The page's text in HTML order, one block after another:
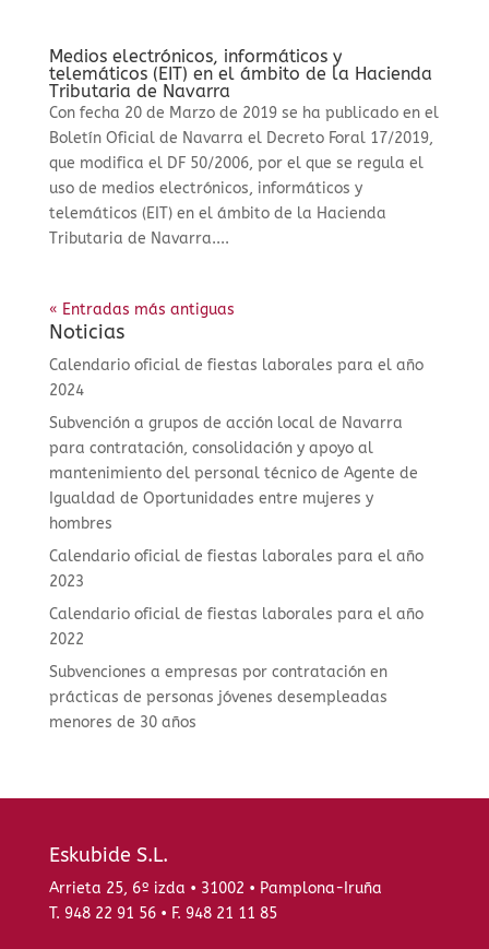
Medios electrónicos, informáticos y
telemáticos (EIT) en el ámbito de la Hacienda
Tributaria de Navarra
Con fecha 20 de Marzo de 2019 se ha publicado en el
Boletín Oficial de Navarra el Decreto Foral 17/2019,
que modifica el DF 50/2006, por el que se regula el
uso de medios electrónicos, informáticos y
telemáticos (EIT) en el ámbito de la Hacienda
Tributaria de Navarra....
« Entradas más antiguas
Noticias
Calendario oficial de fiestas laborales para el año
2024
Subvención a grupos de acción local de Navarra
para contratación, consolidación y apoyo al
mantenimiento del personal técnico de Agente de
Igualdad de Oportunidades entre mujeres y
hombres
Calendario oficial de fiestas laborales para el año
2023
Calendario oficial de fiestas laborales para el año
2022
Subvenciones a empresas por contratación en
prácticas de personas jóvenes desempleadas
menores de 30 años
Eskubide S.L.
Arrieta 25, 6º izda • 31002 • Pamplona-Iruña
T. 948 22 91 56 • F. 948 21 11 85